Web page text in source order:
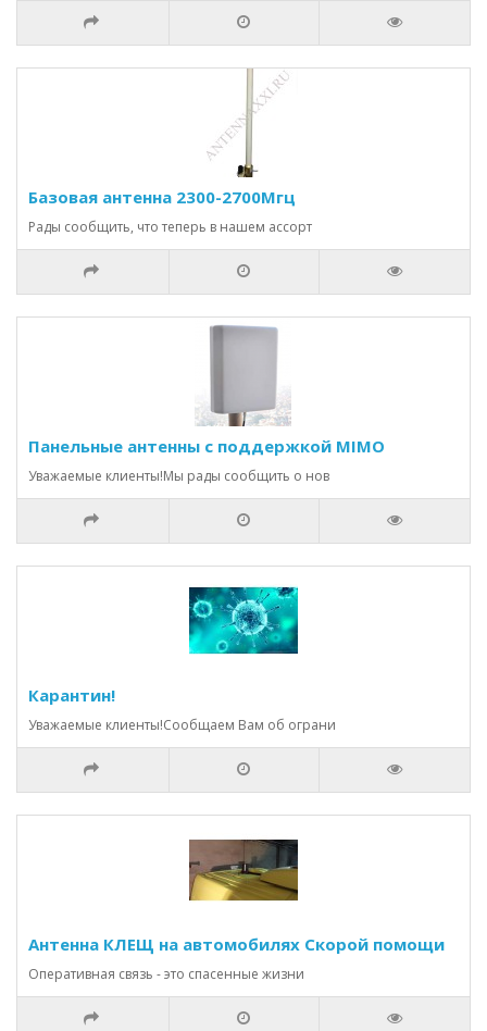
Базовая антенна 2300-2700Мгц
Рады сообщить, что теперь в нашем ассорт
Панельные антенны с поддержкой MIMO
Уважаемые клиенты!Мы рады сообщить о нов
Карантин!
Уважаемые клиенты!Сообщаем Вам об ограни
Антенна КЛЕЩ на автомобилях Скорой помощи
Оперативная связь - это спасенные жизни